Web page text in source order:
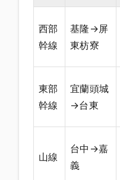
西部
幹線
基隆→屏
東枋寮
東部
幹線
宜蘭頭城
→台東
山線
台中→嘉
義